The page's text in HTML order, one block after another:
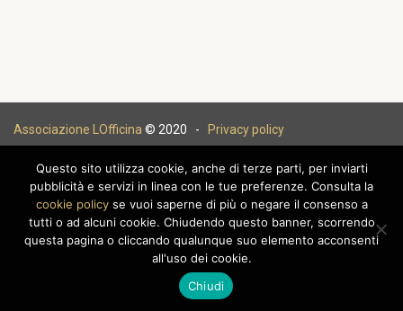
Associazione LOfficina © 2020 - Privacy policy
Questo sito utilizza cookie, anche di terze parti, per inviarti
pubblicità e servizi in linea con le tue preferenze. Consulta la
cookie policyse vuoi saperne di più o negare il consenso a
tutti o ad alcuni cookie. Chiudendo questo banner, scorrendo
questa pagina o cliccando qualunque suo elemento acconsenti
all'uso dei cookie.
Chiudi